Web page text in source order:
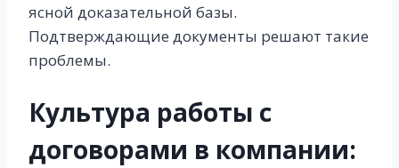
ясной доказательной базы.
Подтверждающие документы решают такие
проблемы.
Культура работы с
договорами в компании: